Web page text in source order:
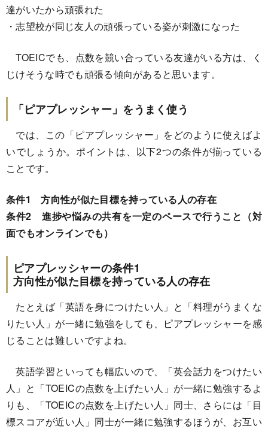
達がいたから頑張れた
・志望校が同じ友人の頑張っている姿が刺激になった
TOEICでも、点数を競い合っている友達がいる方は、く
じけそうな時でも頑張る傾向があると思います。
「ピアプレッシャー」をうまく使う
では、この「ピアプレッシャー」をどのように使えばよ
いでしょうか。ポイントは、以下2つの条件が揃っている
ことです。
条件1 方向性が似た目標を持っている人の存在
条件2 進捗や悩みの共有を一定のペースで行うこと（対
面でもオンラインでも）
ピアプレッシャーの条件1
方向性が似た目標を持っている人の存在
たとえば「英語を身につけたい人」と「料理がうまくな
りたい人」が一緒に勉強をしても、ピアプレッシャーを感
じることは難しいですよね。
英語学習といっても幅広いので、「英会話力をつけたい
人」と「TOEICの点数を上げたい人」が一緒に勉強するよ
りも、「TOEICの点数を上げたい人」同士、さらには「目
標スコアが近い人」同士が一緒に勉強するほうが、お互い